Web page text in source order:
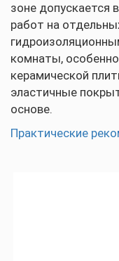
зоне допускается
работ на
комнаты,
керамической
эластичные
основе.
Практические